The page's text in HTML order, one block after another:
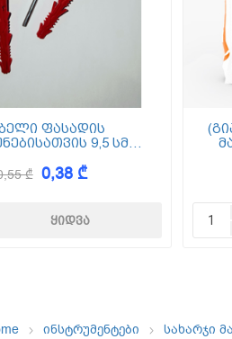
Dekor
ფასადის
9,5 სმ
₾ 0,38 ₾
ინსტრუმენტები
სახარჯი